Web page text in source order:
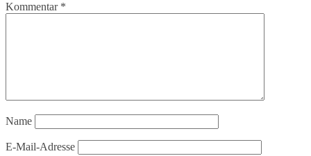
Kommentar *
Name
E-Mail-Adresse